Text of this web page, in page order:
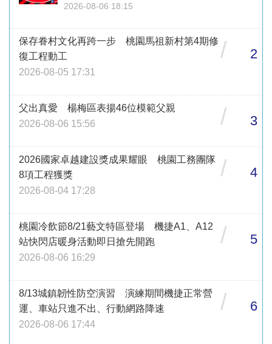
2026-08-06 18:15
保存眷村文化再跨一步 桃園馬祖新村第4期修
復工程動工
2026-08-05 17:31
/ 2
父出真愛 楊梅區表揚46位模範父親
2026-08-06 15:56
/ 3
2026國家卓越建設獎成果耀眼 桃園工務團隊
8項工程獲獎
2026-08-04 17:28
/ 4
桃園冷飲節8/21藝文特區登場 機捷A1、A12
站快閃店暖身活動即日搶先開跑
2026-08-06 16:29
/ 5
8/13城鎮韌性防空演習 演練期間機捷正常營
運、車站只進不出、行動網路降速
2026-08-06 17:44
/ 6